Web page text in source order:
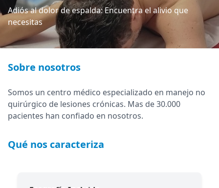
Adiós al dolor de espalda: Encuentra el alivio que
necesitas
Sobre nosotros
Somos un centro médico especializado en manejo no
quirúrgico de lesiones crónicas. Mas de 30.000
pacientes han confiado en nosotros.
Qué nos caracteriza